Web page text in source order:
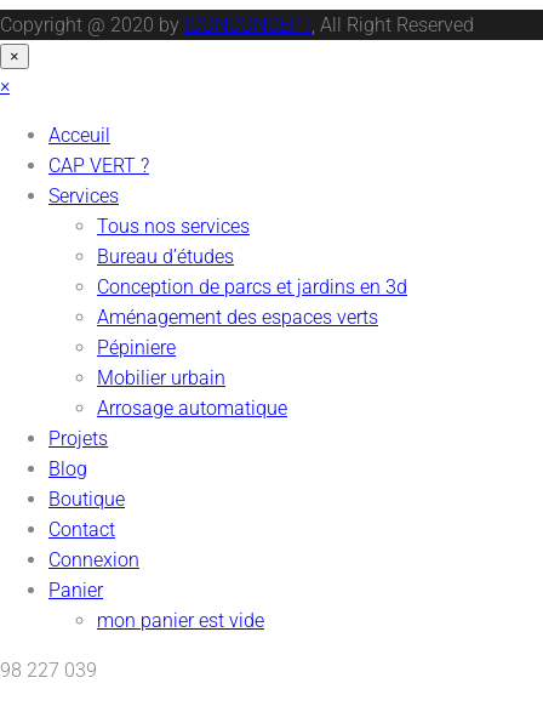
Copyright @ 2020 by ICONCONCEPT, All Right Reserved
×
×
Acceuil
CAP VERT ?
Services
Tous nos services
Bureau d’études
Conception de parcs et jardins en 3d
Aménagement des espaces verts
Pépiniere
Mobilier urbain
Arrosage automatique
Projets
Blog
Boutique
Contact
Connexion
Panier
mon panier est vide
98 227 039